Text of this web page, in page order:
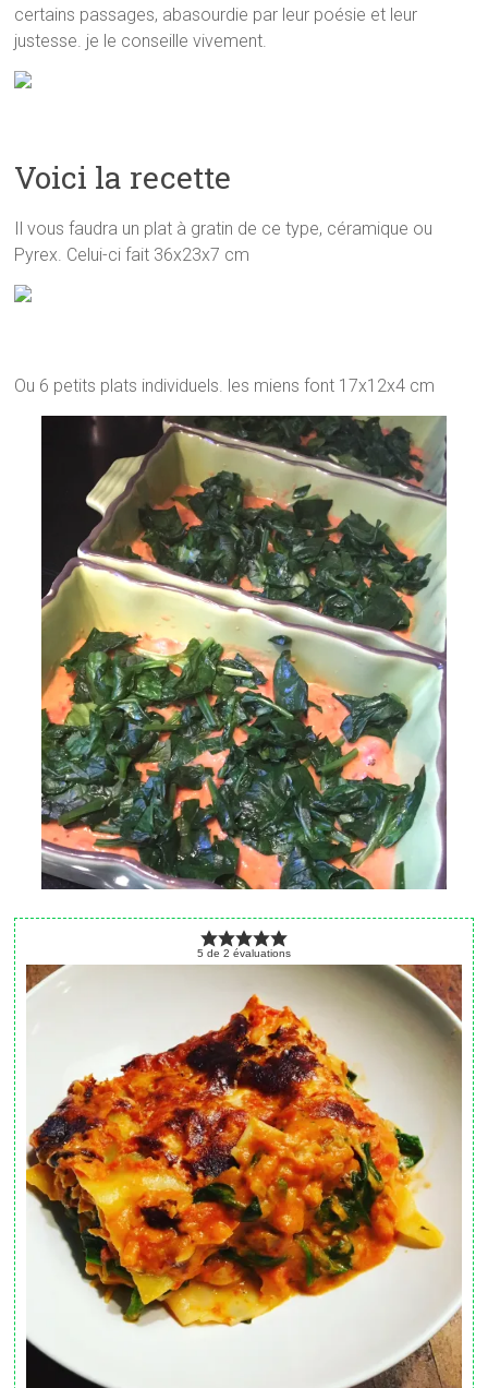
certains passages, abasourdie par leur poésie et leur
justesse. je le conseille vivement.
Voici la recette
Il vous faudra un plat à gratin de ce type, céramique ou
Pyrex. Celui-ci fait 36x23x7 cm
Ou 6 petits plats individuels. les miens font 17x12x4 cm
5 de 2 évaluations